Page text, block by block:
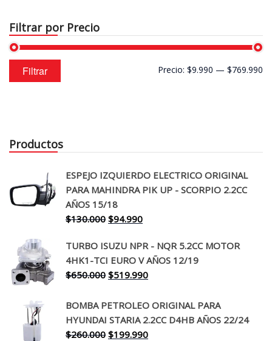
Filtrar por Precio
Precio
mínimo
Precio
máximo
Filtrar Precio: $9.990 — $769.990
Productos
ESPEJO IZQUIERDO ELECTRICO ORIGINAL
PARA MAHINDRA PIK UP - SCORPIO 2.2CC
AÑOS 15/18
$130.000 El
original
era:
$130.000.
$94.990El
actual
es:
$94.990.
TURBO ISUZU NPR - NQR 5.2CC MOTOR
4HK1-TCI EURO V AÑOS 12/19
$650.000 El
original
era:
$650.000.
$519.990El
actual
es:
$519.990.
BOMBA PETROLEO ORIGINAL PARA
HYUNDAI STARIA 2.2CC D4HB AÑOS 22/24
$260.000 El
$199.990El